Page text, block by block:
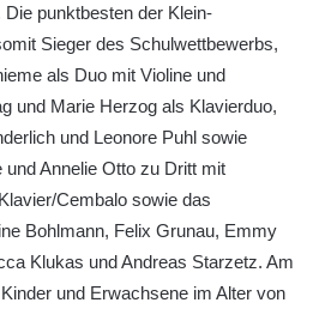
punktbesten der Klein-
Sieger des Schulwettbewerbs,
als Duo mit Violine und
und Marie Herzog als Klavierduo,
und Leonore Puhl sowie
und Annelie Otto zu Dritt mit
Cembalo sowie das
Bohlmann, Felix Grunau, Emmy
Klukas und Andreas Starzetz. Am
und Erwachsene im Alter von